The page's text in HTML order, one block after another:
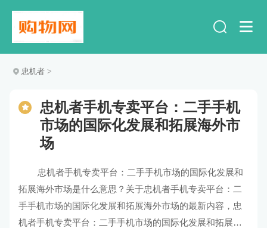
忠机者 >
忠机者手机专卖平台：二手手机
市场的国际化发展和拓展海外市
场
忠机者手机专卖平台：二手手机市场的国际化发展和
拓展海外市场是什么意思？关于忠机者手机专卖平台：二
手手机市场的国际化发展和拓展海外市场的最新内容，忠
机者手机专卖平台：二手手机市场的国际化发展和拓展海